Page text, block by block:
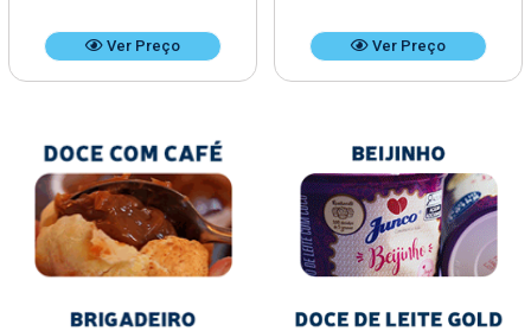
Ver Preço Ver Preço